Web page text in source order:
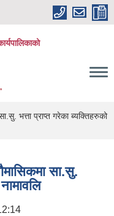
भत्ता प्राप्त गरेका ब्यक्तिहरुको
सा.सु.